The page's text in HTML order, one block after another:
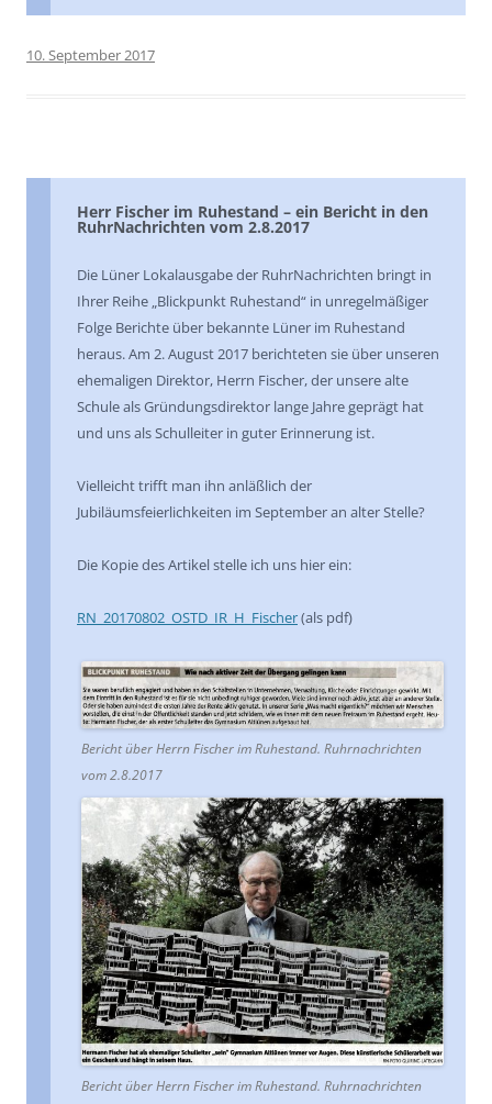
10. September 2017
Herr Fischer im Ruhestand – ein Bericht in den
RuhrNachrichten vom 2.8.2017
Die Lüner Lokalausgabe der RuhrNachrichten bringt in
Ihrer Reihe „Blickpunkt Ruhestand“ in unregelmäßiger
Folge Berichte über bekannte Lüner im Ruhestand
heraus. Am 2. August 2017 berichteten sie über unseren
ehemaligen Direktor, Herrn Fischer, der unsere alte
Schule als Gründungsdirektor lange Jahre geprägt hat
und uns als Schulleiter in guter Erinnerung ist.
Vielleicht trifft man ihn anläßlich der
Jubiläumsfeierlichkeiten im September an alter Stelle?
Die Kopie des Artikel stelle ich uns hier ein:
RN_20170802_OSTD_IR_H_Fischer(als pdf)
Bericht über Herrn Fischer im Ruhestand. Ruhrnachrichten
vom 2.8.2017
Bericht über Herrn Fischer im Ruhestand. Ruhrnachrichten